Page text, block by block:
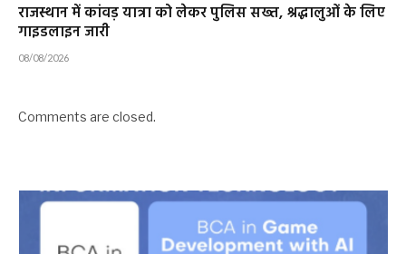
राजस्थान में कांवड़ यात्रा को लेकर पुलिस सख्त, श्रद्धालुओं के लिए
गाइडलाइन जारी
08/08/2026
Comments are closed.